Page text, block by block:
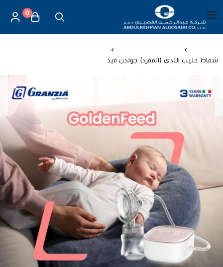
شركة عبد الرحمن القصيبي للتجارة العامة
0 العربية
أجهزة قياس الحرارة
أجهزة إستنشاق البخار
لصقات
مخدات و اغطية
شفاط حليب الثدي (المفرد) جولدن فيد